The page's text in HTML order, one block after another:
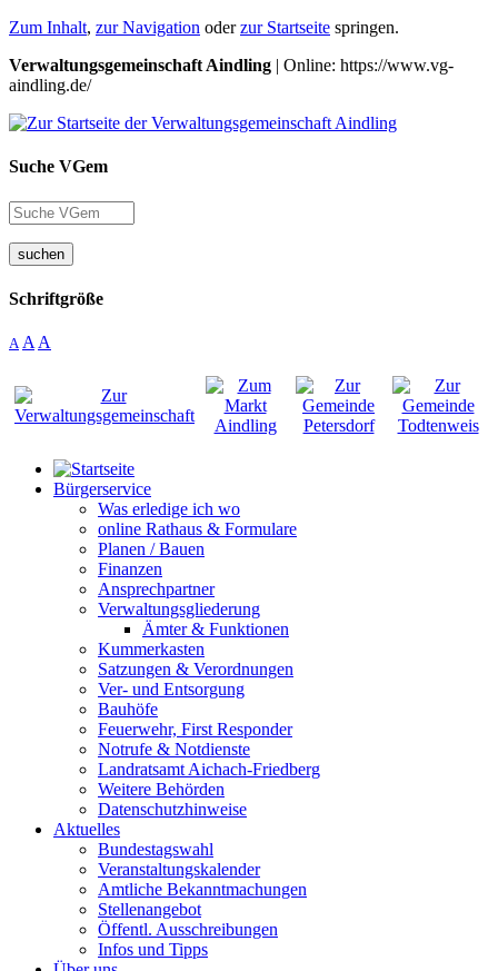
Zum Inhalt, zur Navigation oderzur Startseite springen.
Verwaltungsgemeinschaft Aindling | Online: https://www.vg-
aindling.de/
Suche VGem
suchen
Schriftgröße
A A A
Bürgerservice
Was erledige ich wo
online Rathaus & Formulare
Planen / Bauen
Finanzen
Ansprechpartner
Verwaltungsgliederung
Ämter & Funktionen
Kummerkasten
Satzungen & Verordnungen
Ver- und Entsorgung
Bauhöfe
Feuerwehr, First Responder
Notrufe & Notdienste
Landratsamt Aichach-Friedberg
Weitere Behörden
Datenschutzhinweise
Aktuelles
Bundestagswahl
Veranstaltungskalender
Amtliche Bekanntmachungen
Stellenangebot
Öffentl. Ausschreibungen
Infos und Tipps